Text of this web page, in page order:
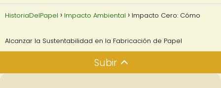
HistoriaDelPapel Impacto Ambiental Impacto Cero: Cómo
Alcanzar la Sustentabilidad en la Fabricación de Papel
Subir